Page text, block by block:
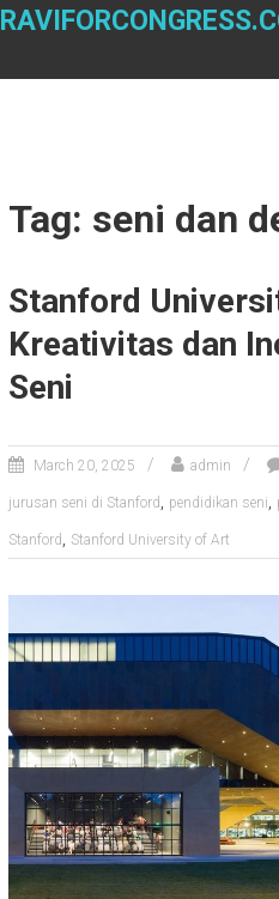
Skip
Tag: seni dan
Stanford
Kreativitas dan
Seni
March 20, 2025 admin
jurusan seni di Stanford , pendidikan seni,
Stanford , Stanford University of Art